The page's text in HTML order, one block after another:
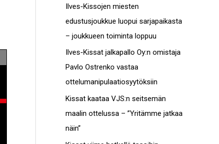
c
h
f
o
r
Ilves-Kissojen miesten
edustusjoukkue luopui sarjapaikasta
– joukkueen toiminta loppuu
Ilves-Kissat jalkapallo Oy:n omistaja
Pavlo Ostrenko vastaa
ottelumanipulaatiosyytöksiin
Kissat kaataa VJS:n seitsemän
maalin ottelussa – ”Yritämme jatkaa
näin”
t
o